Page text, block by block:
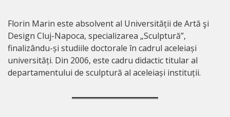
Florin Marin este absolvent al Universității de Artă şi
Design Cluj-Napoca, specializarea „Sculptură”,
finalizându-și studiile doctorale în cadrul aceleiași
universități. Din 2006, este cadru didactic titular al
departamentului de sculptură al aceleiași instituții.